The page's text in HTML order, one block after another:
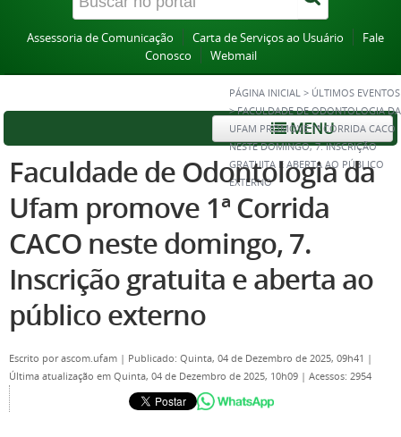
Assessoria de Comunicação Carta de Serviços ao Usuário
Fale
Conosco
Webmail
PÁGINA INICIAL > ÚLTIMOS EVENTOS
>FACULDADE DE ODONTOLOGIA DA
UFAM PROMOVE 1ª CORRIDA CACO
NESTE DOMINGO, 7. INSCRIÇÃO
GRATUITA E ABERTA AO PÚBLICO
EXTERNO
MENU
Faculdade de Odontologia da
Ufam promove 1ª Corrida
CACO neste domingo, 7.
Inscrição gratuita e aberta ao
público externo
Escrito porascom.ufam | Publicado: Quinta, 04 de Dezembro de 2025, 09h41 |
Última atualização em Quinta, 04 de Dezembro de 2025, 10h09 | Acessos: 2954